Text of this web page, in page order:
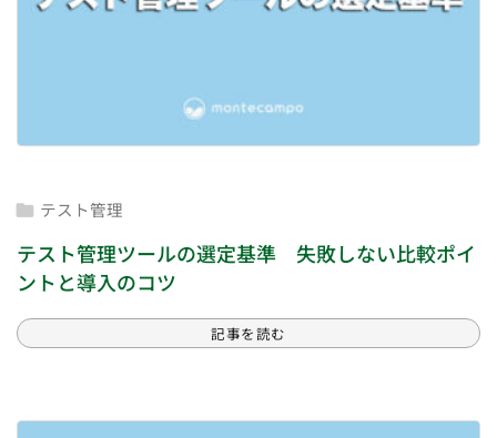
 テスト管理
テスト管理ツールの選定基準 失敗しない比較ポイ
ントと導入のコツ
記事を読む